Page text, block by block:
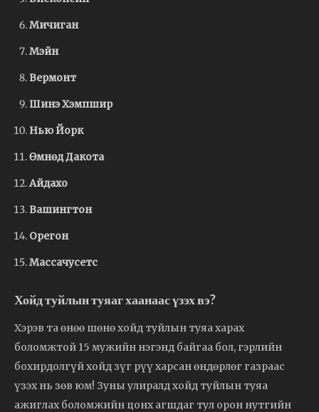
Мичиган
Мэйн
Вермонт
Шинэ Хэмпшир
Нью Йорк
Өмнөд Дакота
Айдахо
Вашингтон
Орегон
Массачусетс
Хойд туйлын туяаг хаанаас үзэх вэ?
Хэрэв та өнөө шөнө хойд туйлын туяа харах
боломжтой 15 мужийн нэгэнд байгаа бол, гэрлийн
бохирдолгүй хойд зүг рүү харсан өндөрлөг газраас
үзэх нь зөв юм! Зуны улиралд хойд туйлын туяа
ажиглах боломжийн цонх агшдаг тул орон нутгийн